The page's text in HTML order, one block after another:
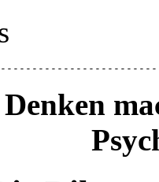
Denken